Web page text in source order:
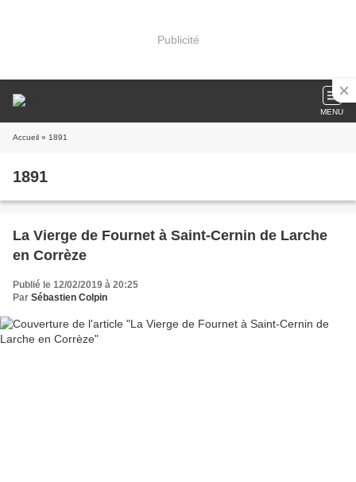
Publicité
MENU
Accueil » 1891
1891
La Vierge de Fournet à Saint-Cernin de Larche
en Corrèze
Publié le 12/02/2019 à 20:25
Par Sébastien Colpin